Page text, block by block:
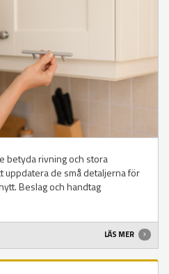
betyda rivning och stora
uppdatera de små detaljerna för
Beslag och handtag
LÄS MER